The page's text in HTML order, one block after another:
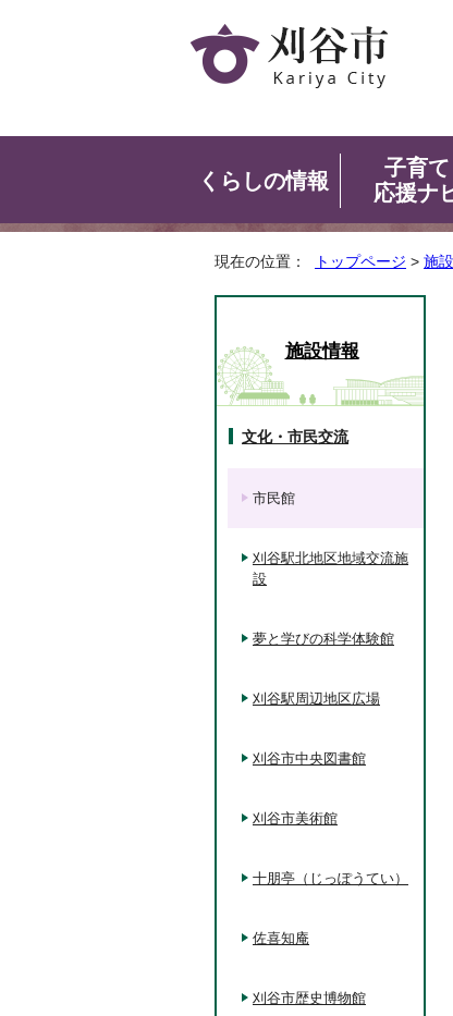
くらしの情報
子育て
応援ナ
現在の位置： トップページ > 施
施設情報
文化・市民交流
市民館
刈谷駅北地区地域交流施
設
夢と学びの科学体験館
刈谷駅周辺地区広場
刈谷市中央図書館
刈谷市美術館
十朋亭（じっぽうてい）
佐喜知庵
刈谷市歴史博物館